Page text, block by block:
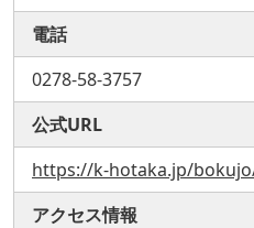
電話
0278-58-3757
公式URL
https://k-hotaka.jp/
アクセス情報